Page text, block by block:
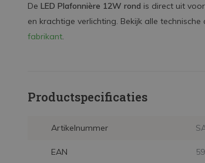
De LED Plafonnière 12W rond is direct uit
en krachtige verlichting. Bekijk alle
fabrikant.
Productspecificaties
Artikelnummer
EAN